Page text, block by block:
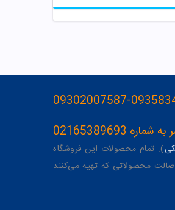
). تمام محصولات این فروشگاه
محصولاتی که تهیه می‌کنند